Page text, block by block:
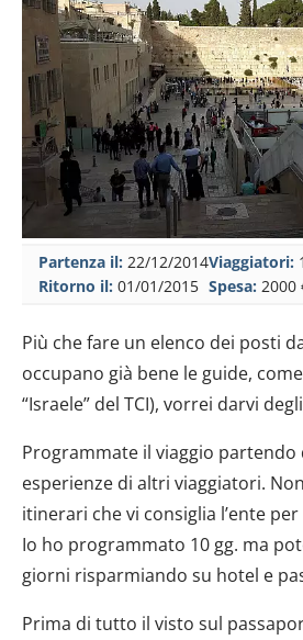
Partenza il: 22/12/2014
Ritorno il: 01/01/2015
Viaggiatori: 1
Spesa: 2000
Più che fare un elenco dei posti
occupano già bene le guide,
“Israele” del TCI), vorrei darvi
Programmate il viaggio partendo
esperienze di altri viaggiatori.
itinerari che vi consiglia l’ente
Io ho programmato 10 gg. ma
giorni risparmiando su hotel e
Prima di tutto il visto sul